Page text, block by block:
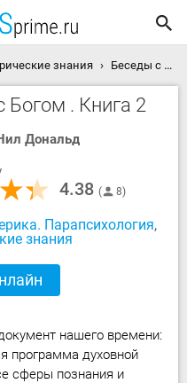
знания Беседы с Богом . Книга 2 скачать книгу
Богом . Книга 2
Дональд
4.38 8
Парапсихология,
знания
нашего времени:
программа духовной
сферы познания и